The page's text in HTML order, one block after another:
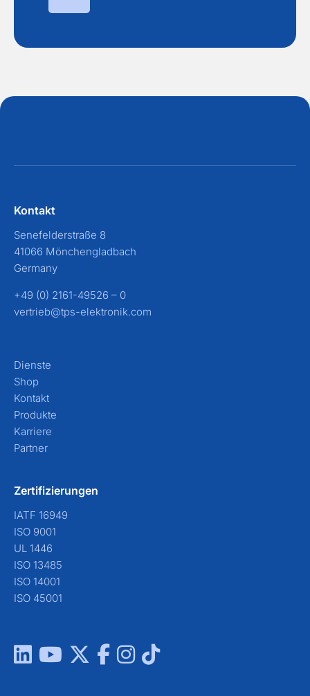
Kontakt
Senefelderstraße 8
41066 Mönchengladbach
Germany
+49 (0) 2161-49526 – 0
vertrieb@tps-elektronik.com
Dienste
Shop
Kontakt
Produkte
Karriere
Partner
Zertifizierungen
IATF 16949
ISO 9001
UL 1446
ISO 13485
ISO 14001
ISO 45001